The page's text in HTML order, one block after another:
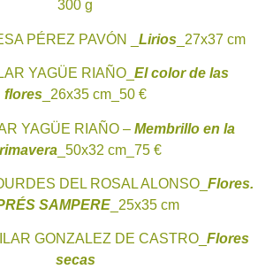
300 g
PÉREZ PAVÓN _ Lirios _27x37 cm
YAGÜE RIAÑO_ El color de las
flores_26x35 cm_50 €
YAGÜE RIAÑO – Membrillo en la
_50x32 cm_75 €
DEL ROSAL ALONSO_ Flores.
SAMPERE _25x35 cm
GONZALEZ DE CASTRO_ Flores
secas